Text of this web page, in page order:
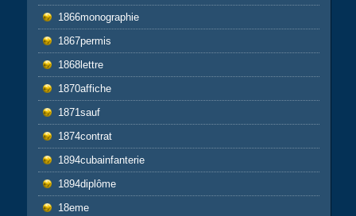
1866monographie
1867permis
1868lettre
1870affiche
1871sauf
1874contrat
1894cubainfanterie
1894diplôme
18eme